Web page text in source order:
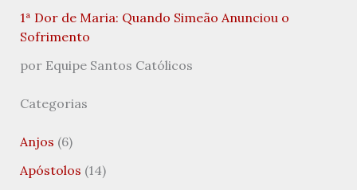
1ª Dor de Maria: Quando Simeão Anunciou o
Sofrimento
por Equipe Santos Católicos
Categorias
Anjos (6)
Apóstolos (14)